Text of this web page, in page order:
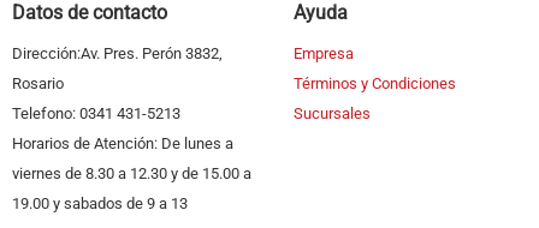
Datos de contacto
Dirección:Av. Pres. Perón 3832,
Rosario
Telefono: 0341 431-5213
Horarios de Atención: De lunes a
viernes de 8.30 a 12.30 y de 15.00 a
19.00 y sabados de 9 a 13
Ayuda
Empresa
Términos y Condiciones
Sucursales